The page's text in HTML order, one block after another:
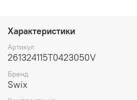
Характеристики
Артикул
261324115T0423050V
Бренд
Swix